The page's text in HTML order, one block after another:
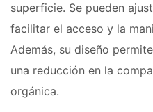
superficie. Se pueden
facilitar el acceso y la
Además, su diseño
una reducción en la
orgánica.